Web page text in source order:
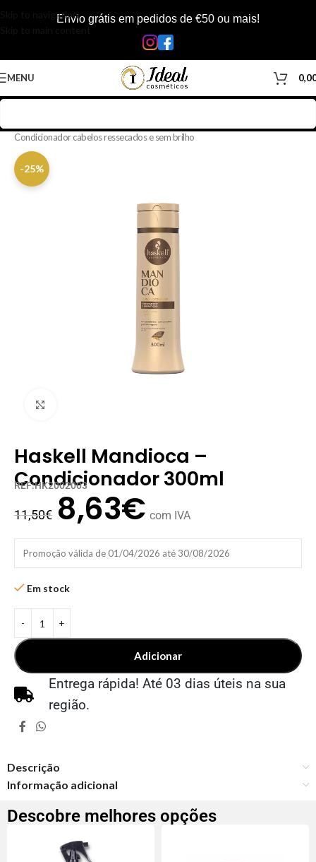
Skip to navigationEnvio grátis em pedidos de €50 ou mais!
MENU
Condicionador cabelos ressecados e sem brilho
-25%
Haskell Mandioca –
Condicionador 300ml
REF:HK2002003
11,50€ 8,63€ com IVA
Promoção válida de 01/04/2026 até 30/08/2026
Em stock
Adicionar
Entrega rápida! Até 03 dias úteis na sua
região.
Descrição
Informação adicional
Descobre melhores opções